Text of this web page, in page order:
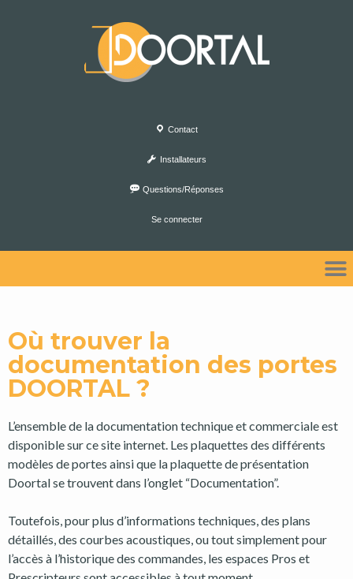
Contact
Installateurs
Questions/Réponses
Se connecter
Où trouver la
documentation des portes
DOORTAL ?
L’ensemble de la documentation technique et commerciale est
disponible sur ce site internet. Les plaquettes des différents
modèles de portes ainsi que la plaquette de présentation
Doortal se trouvent dans l’onglet “Documentation”.
Toutefois, pour plus d’informations techniques, des plans
détaillés, des courbes acoustiques, ou tout simplement pour
l’accès à l’historique des commandes, les espaces Pros et